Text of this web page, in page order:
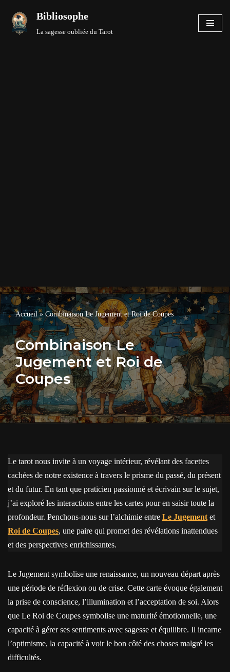
Aller
Bibliosophe
La sagesse oubliée du Tarot
Accueil»Combinaison Le Jugement et Roi de Coupes
Combinaison Le
Jugement et Roi de
Coupes
Le tarot nous invite à un voyage intérieur, révélant des facettes
cachées de notre existence à travers le prisme du passé, du présent
et du futur. En tant que praticien passionné et écrivain sur le sujet,
j’ai exploré les interactions entre les cartes pour en saisir toute la
profondeur. Penchons-nous sur l’alchimie entre Le Jugement et
Roi de Coupes, une paire qui promet des révélations inattendues
et des perspectives enrichissantes.
Le Jugement symbolise une renaissance, un nouveau départ après
une période de réflexion ou de crise. Cette carte évoque également
la prise de conscience, l’illumination et l’acceptation de soi. Alors
que Le Roi de Coupes symbolise une maturité émotionnelle, une
capacité à gérer ses sentiments avec sagesse et équilibre. Il incarne
l’optimisme, la capacité à voir le bon côté des choses malgré les
difficultés.